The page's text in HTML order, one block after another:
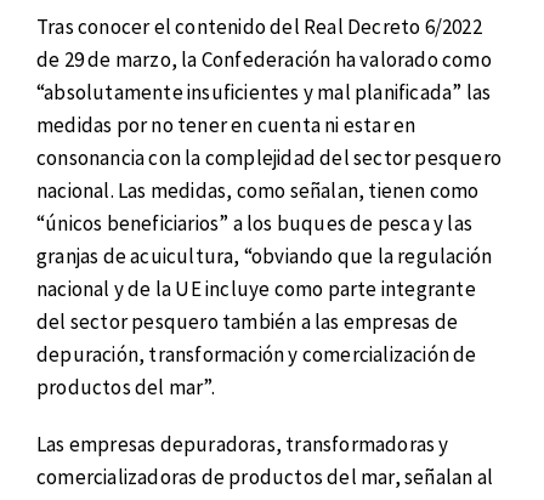
Tras conocer el contenido del Real Decreto 6/2022
de 29 de marzo, la Confederación ha valorado como
“absolutamente insuficientes y mal planificada” las
medidas por no tener en cuenta ni estar en
consonancia con la complejidad del sector pesquero
nacional. Las medidas, como señalan, tienen como
“únicos beneficiarios” a los buques de pesca y las
granjas de acuicultura, “obviando que la regulación
nacional y de la UE incluye como parte integrante
del sector pesquero también a las empresas de
depuración, transformación y comercialización de
productos del mar”.
Las empresas depuradoras, transformadoras y
comercializadoras de productos del mar, señalan al